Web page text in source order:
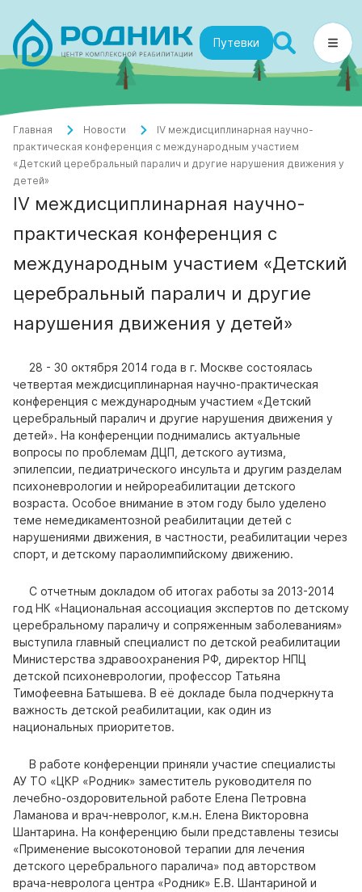
Путевки
Главная Новости
IV междисциплинарная научно-
практическая конференция с международным участием
«Детский церебральный паралич и другие нарушения движения у
детей»
IV междисциплинарная научно-
практическая конференция с
международным участием «Детский
церебральный паралич и другие
нарушения движения у детей»
28 - 30 октября 2014 года в г. Москве состоялась
четвертая междисциплинарная научно-практическая
конференция с международным участием «Детский
церебральный паралич и другие нарушения движения у
детей». На конференции поднимались актуальные
вопросы по проблемам ДЦП, детского аутизма,
эпилепсии, педиатрического инсульта и другим разделам
психоневрологии и нейрореабилитации детского
возраста. Особое внимание в этом году было уделено
теме немедикаментозной реабилитации детей с
нарушениями движения, в частности, реабилитации через
спорт, и детскому параолимпийскому движению.
С отчетным докладом об итогах работы за 2013-2014
год НК «Национальная ассоциация экспертов по детскому
церебральному параличу и сопряженным заболеваниям»
выступила главный специалист по детской реабилитации
Министерства здравоохранения РФ, директор НПЦ
детской психоневрологии, профессор Татьяна
Тимофеевна Батышева. В её докладе была подчеркнута
важность детской реабилитации, как один из
национальных приоритетов.
В работе конференции приняли участие специалисты
АУ ТО «ЦКР «Родник» заместитель руководителя по
лечебно-оздоровительной работе Елена Петровна
Ламанова и врач-невролог, к.м.н. Елена Викторовна
Шантарина. На конференцию были представлены тезисы
«Применение высокотоновой терапии для лечения
детского церебрального паралича» под авторством
врача-невролога центра «Родник» Е.В. Шантариной и